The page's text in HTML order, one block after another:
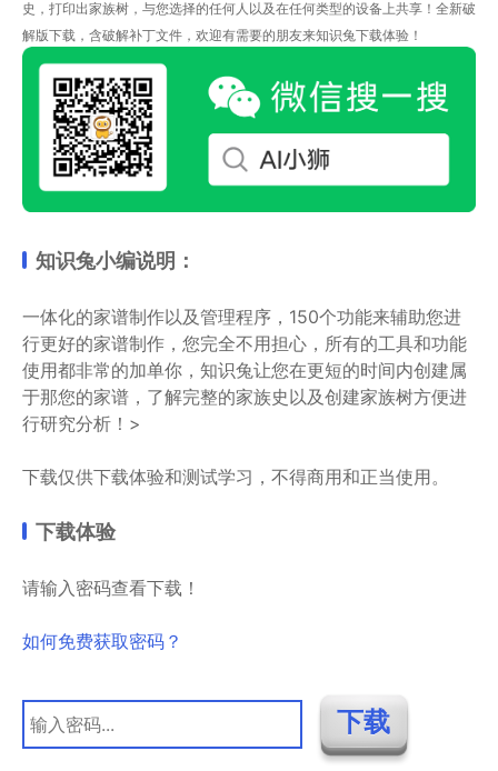
史，打印出家族树，与您选择的任何人以及在任何类型的设备上共享！全新破
解版下载，含破解补丁文件，欢迎有需要的朋友来知识兔下载体验！
知识兔小编说明：
一体化的家谱制作以及管理程序，150个功能来辅助您进
行更好的家谱制作，您完全不用担心，所有的工具和功能
使用都非常的加单你，知识兔让您在更短的时间内创建属
于那您的家谱，了解完整的家族史以及创建家族树方便进
行研究分析！>
下载仅供下载体验和测试学习，不得商用和正当使用。
下载体验
请输入密码查看下载！
如何免费获取密码？